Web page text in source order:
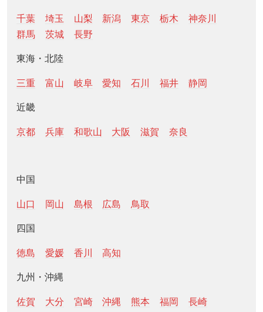
千葉 埼玉 山梨 新潟 東京 栃木
神奈川
群馬
茨城 長野
東海・北陸
三重 富山 岐阜 愛知 石川 福井 静岡
近畿
京都 兵庫 和歌山 大阪 滋賀 奈良
中国
山口 岡山 島根 広島 鳥取
四国
徳島 愛媛 香川 高知
九州・沖縄
佐賀 大分 宮崎 沖縄 熊本 福岡
長崎